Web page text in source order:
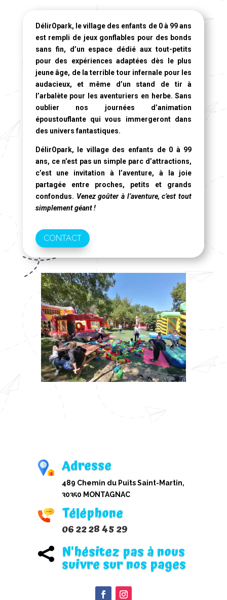
DélirOpark, le village des enfants de 0 à 99 ans
est rempli de jeux gonflables pour des bonds
sans fin, d’un espace dédié aux tout-petits
pour des expériences adaptées dès le plus
jeune âge, de la terrible tour infernale pour les
audacieux, et même d’un stand de tir à
l’arbalète pour les aventuriers en herbe. Sans
oublier nos journées d’animation
époustouflante qui vous immergeront dans
des univers fantastiques.
DélirOpark, le village des enfants de 0 à 99
ans, ce n’est pas un simple parc d’attractions,
c’est une invitation à l’aventure, à la joie
partagée entre proches, petits et grands
confondus. Venez goûter à l’aventure, c’est tout
simplement géant !
CONTACT
Adresse
489 Chemin du Puits Saint-Martin,
30350 MONTAGNAC
Téléphone
06 22 28 45 29
 N'hésitez pas à nous
suivre sur nos pages